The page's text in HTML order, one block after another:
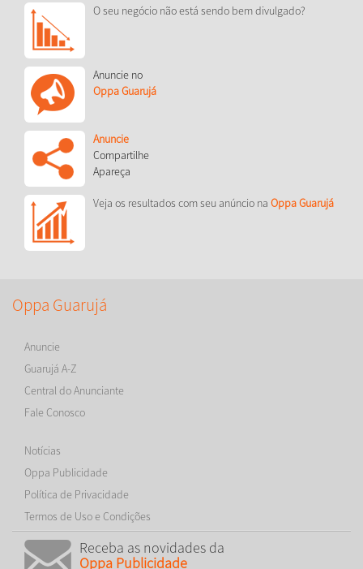
O seu negócio não está sendo bem divulgado?
Anuncie no
Oppa Guarujá
Anuncie
Compartilhe
Apareça
Veja os resultados com seu anúncio na Oppa Guarujá
Oppa Guarujá
Anuncie
Guarujá A-Z
Central do Anunciante
Fale Conosco
Notícias
Oppa Publicidade
Política de Privacidade
Termos de Uso e Condições
Receba as novidades da
Oppa Publicidade